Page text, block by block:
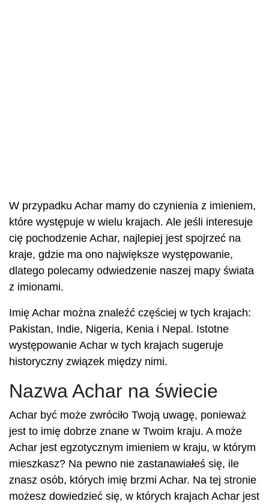
W przypadku Achar mamy do czynienia z imieniem,
które występuje w wielu krajach. Ale jeśli interesuje
cię pochodzenie Achar, najlepiej jest spojrzeć na
kraje, gdzie ma ono największe występowanie,
dlatego polecamy odwiedzenie naszej mapy świata
z imionami.
Imię Achar można znaleźć częściej w tych krajach:
Pakistan, Indie, Nigeria, Kenia i Nepal. Istotne
występowanie Achar w tych krajach sugeruje
historyczny związek między nimi.
Nazwa Achar na świecie
Achar być może zwróciło Twoją uwagę, ponieważ
jest to imię dobrze znane w Twoim kraju. A może
Achar jest egzotycznym imieniem w kraju, w którym
mieszkasz? Na pewno nie zastanawiałeś się, ile
znasz osób, których imię brzmi Achar. Na tej stronie
możesz dowiedzieć się, w których krajach Achar jest